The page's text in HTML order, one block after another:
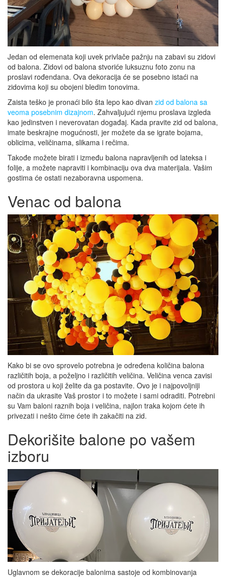
Jedan od elemenata koji uvek privlače pažnju na zabavi su zidovi
od balona. Zidovi od balona stvoriće luksuznu foto zonu na
proslavi rođendana. Ova dekoracija će se posebno istaći na
zidovima koji su obojeni bledim tonovima.
Zaista teško je pronaći bilo šta lepo kao divan zid od balona sa
veoma posebnim dizajnom. Zahvaljujući njemu proslava izgleda
kao jedinstven i neverovatan događaj. Kada pravite zid od balona,
imate beskrajne mogućnosti, jer možete da se igrate bojama,
oblicima, veličinama, slikama i rečima.
Takođe možete birati i između balona napravljenih od lateksa i
folije, a možete napraviti i kombinaciju ova dva materijala. Vašim
gostima će ostati nezaboravna uspomena.
Venac od balona
Kako bi se ovo sprovelo potrebna je određena količina balona
različitih boja, a poželjno i različitih veličina. Veličina venca zavisi
od prostora u koji želite da ga postavite. Ovo je i najpovoljniji
način da ukrasite Vaš prostor i to možete i sami odraditi. Potrebni
su Vam baloni raznih boja i veličina, najlon traka kojom ćete ih
privezati i nešto čime ćete ih zakačiti na zid.
Dekorišite balone po vašem
izboru
Uglavnom se dekoracije balonima sastoje od kombinovanja